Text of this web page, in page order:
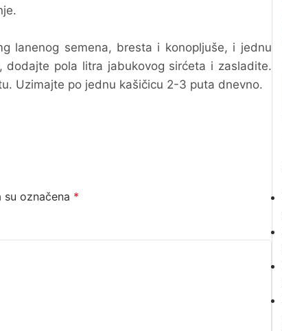
lanenog semena, bresta i konopljuše, i jednu
pola litra jabukovog sirćeta i zasladite.
Uzimajte po jednu kašičicu 2-3 puta dnevno.
označena *